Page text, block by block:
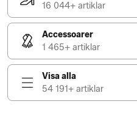
16 044+ artiklar
Accessoarer
1 465+ artiklar
Visa alla
54 191+ artiklar